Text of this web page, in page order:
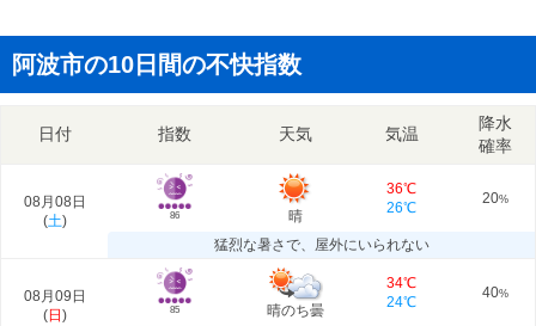
阿波市の10日間の不快指数
日付 指数 天気 気温
降水
確率
08月08日
(土) 86 晴
36℃
26℃
20%
猛烈な暑さで、屋外にいられない
08月09日
(日 ) 85 晴のち曇
34℃
24℃
40%